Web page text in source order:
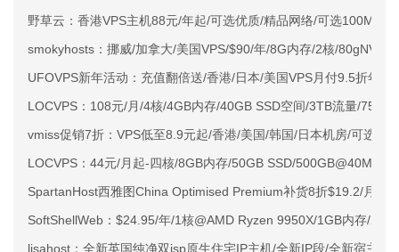
野草云：香港VPS主机88元/年起/可选优质/精品网络/可选100M不
smokyhosts：挪威/加拿大/美国VPS/$90/年/8G内存/2核/
UFOVPS新年活动：充值翻倍送/香港/日本/美国VPS月付9.5折年
LOCVPS：108元/月/4核/4GB内存/40GB SSD空间/3TB流量/
vmiss促销7折：VPS低至8.9元起/香港/美国/韩国/日本机房/可选
LOCVPS：44元/月起-四核/8GB内存/50GB SSD/
SpartanHost西雅图China Optimised Premium补货8折$19.2/月起
SoftShellWeb：$24.95/年/1核@AMD Ryzen 9950X/1GB内存/
lisahost：全新英国纯净双isp原生住宅IP主机/全新IP段/全新宿主机